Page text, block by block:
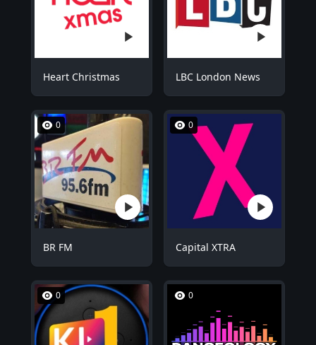
Heart Christmas LBC London News
0
BR FM
0
Capital XTRA
0 0